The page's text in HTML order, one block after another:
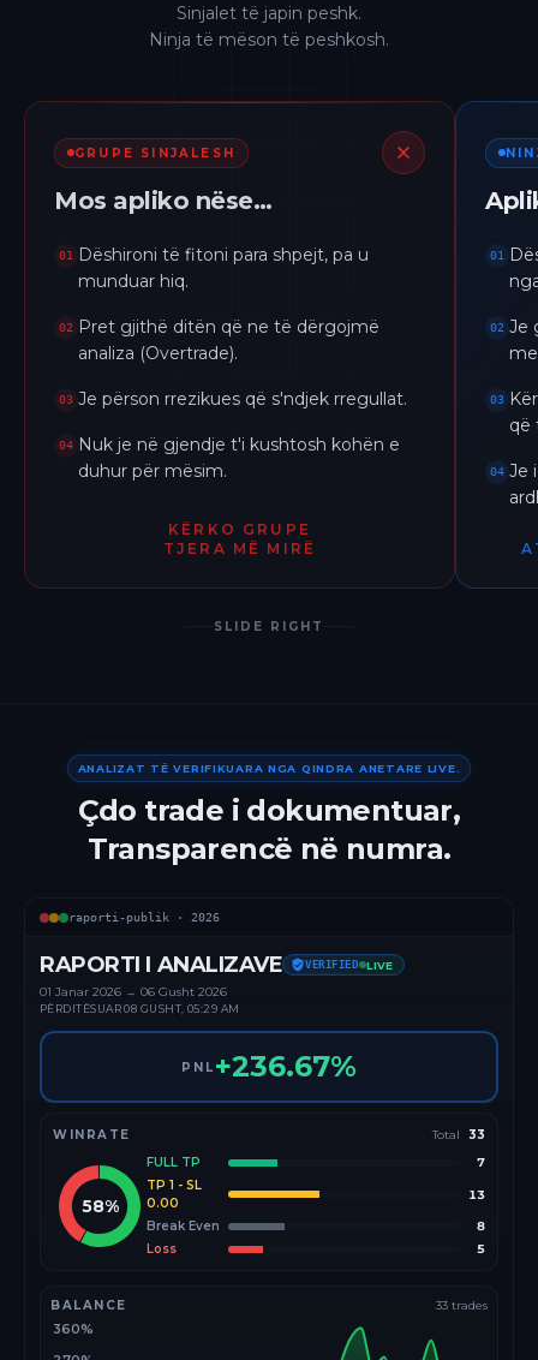
Sinjalet të japin peshk.
Ninja të mëson të peshkosh.
GRUPE SINJALESH
Mos apliko nëse…
01
Dëshironi të fitoni para shpejt, pa u
munduar hiq.
02
Pret gjithë ditën që ne të dërgojmë
analiza (Overtrade).
03 Je përson rrezikues që s'ndjek rregullat.
04 Nuk je në gjendje t'i kushtosh kohën e
duhur për mësim.
KËRKO GRUPE
TJERA MË MIRË
01
02 Je
03
që
04 Je
SLIDE RIGHT
ANALIZAT TË VERIFIKUARA NGA QINDRA ANETARE LIVE.
Çdo trade i dokumentuar,
Transparencë në numra.
raporti-publik · 2026
RAPORTI I ANALIZAVE VERIFIED LIVE
01 Janar 2026 → 06 Gusht 2026
PËRDITËSUAR08 GUSHT, 05:29 AM
PNL +236.67%
WINRATE Total 33
58%
FULL TP
7
TP 1 - SL
0.00
13
Break Even
8
Loss
5
BALANCE 33 trades
360%